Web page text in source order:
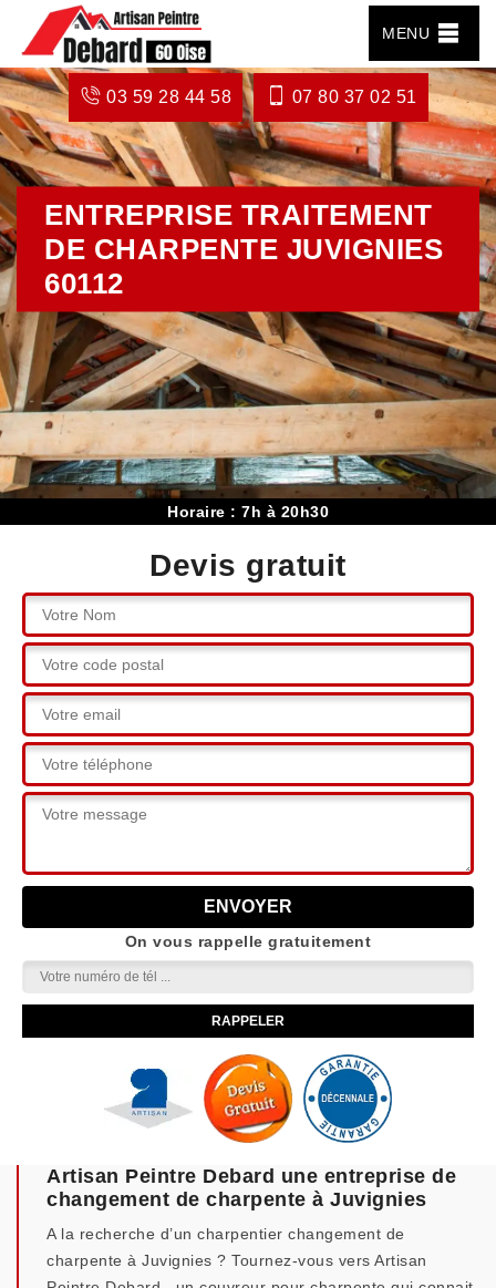
MENU
03 59 28 44 58 07 80 37 02 51
ENTREPRISE TRAITEMENT
DE CHARPENTE JUVIGNIES
60112
Horaire : 7h à 20h30
Devis gratuit
On vous rappelle gratuitement
Artisan Peintre Debard une entreprise de
changement de charpente à Juvignies
A la recherche d’un charpentier changement de
charpente à Juvignies ? Tournez-vous vers Artisan